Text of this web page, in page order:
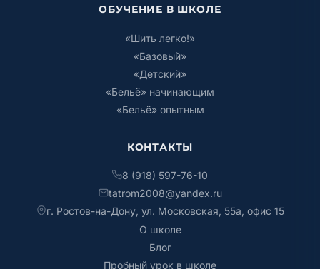
ОБУЧЕНИЕ В ШКОЛЕ
«Шить легко!»
«Базовый»
«Детский»
«Бельё» начинающим
«Бельё» опытным
КОНТАКТЫ
8 (918) 597-76-10
tatrom2008@yandex.ru
г. Ростов-на-Дону, ул. Московская, 55а, офис 15
О школе
Блог
Пробный урок в школе